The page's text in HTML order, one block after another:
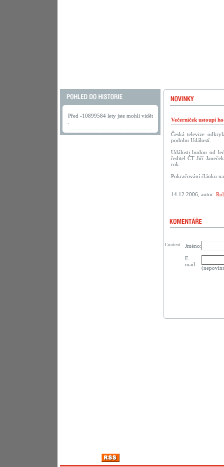
Před -10899584 lety jste mohli vidět
Večerníček ustoupí
Česká televize
podobu Událostí.
Události budou od
ředitel ČT Jiří
rok.
Pokračování článku
14.12.2006, autor:
Jméno:
E-
mail:
Content